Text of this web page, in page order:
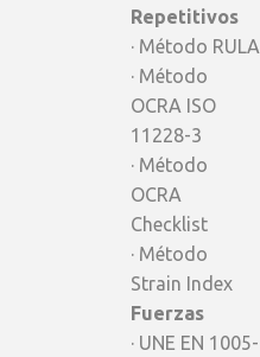
Repetitivos
· Método RULA
· Método
OCRA ISO
11228-3
· Método
OCRA
Checklist
· Método
Strain Index
Fuerzas
· UNE EN 1005-